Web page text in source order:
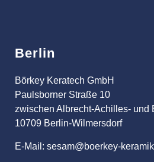
Berlin
Börkey Keratech GmbH
Paulsborner Straße 10
zwischen Albrecht-Achilles- und
10709 Berlin-Wilmersdorf
E-Mail: sesam@boerkey-